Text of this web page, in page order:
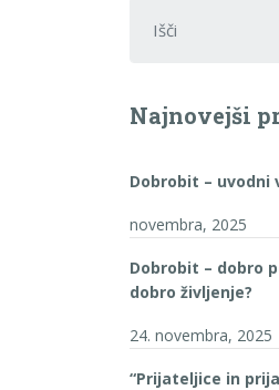
Najnovejši
Dobrobit – uvodni
novembra, 2025
Dobrobit – dobro
dobro življenje?
24. novembra, 2025
“Prijateljice in